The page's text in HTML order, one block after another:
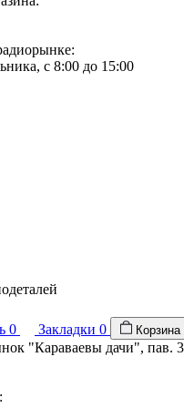
с 8:00 до 15:00
0 Закладки 0 Корзина
"Караваевы дачи", пав.